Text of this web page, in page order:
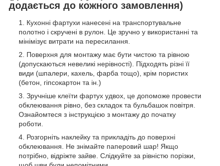
додається до кожного замовлення)
Кухонні фартухи нанесені на транспортувальне
полотно і скручені в рулон. Це зручно у використанні та
мінімізує витрати на пересилання.
Поверхня для монтажу має бути чистою та рівною
(допускаються невеликі нерівності). Підходять різні її
види (шпалери, кахель, фарба тощо), крім пористих
(бетон, гіпсокартон та ін.)
Зручніше клеїти фартух удвох, це допоможе провести
обклеювання рівно, без складок та бульбашок повітря.
Ознайомтеся з інструкцією з монтажу до початку
роботи.
Розгорніть наклейку та прикладіть до поверхні
обклеювання. Не знімайте паперовий шар! Якщо
потрібно, відріжте зайве. Слідкуйте за рівністю порізки,